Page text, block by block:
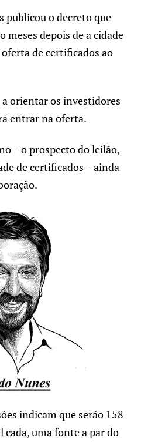
publicou o decreto que
depois de a cidade
de certificados ao
orientar os investidores
entrar na oferta.
– o prospecto do leilão,
de certificados – ainda
indicam que serão 158
cada, uma fonte a par do